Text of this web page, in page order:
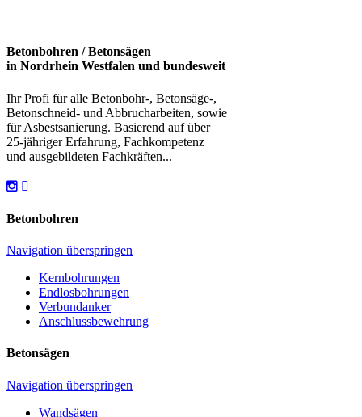
Betonbohren / Betonsägen
in Nordrhein Westfalen und bundesweit
Ihr Profi für alle Betonbohr-, Betonsäge-,
Betonschneid- und Abbrucharbeiten, sowie
für Asbestsanierung. Basierend auf über
25-jähriger Erfahrung, Fachkompetenz
und ausgebildeten Fachkräften...
Betonbohren
Navigation überspringen
Kernbohrungen
Endlosbohrungen
Verbundanker
Anschlussbewehrung
Betonsägen
Navigation überspringen
Wandsägen